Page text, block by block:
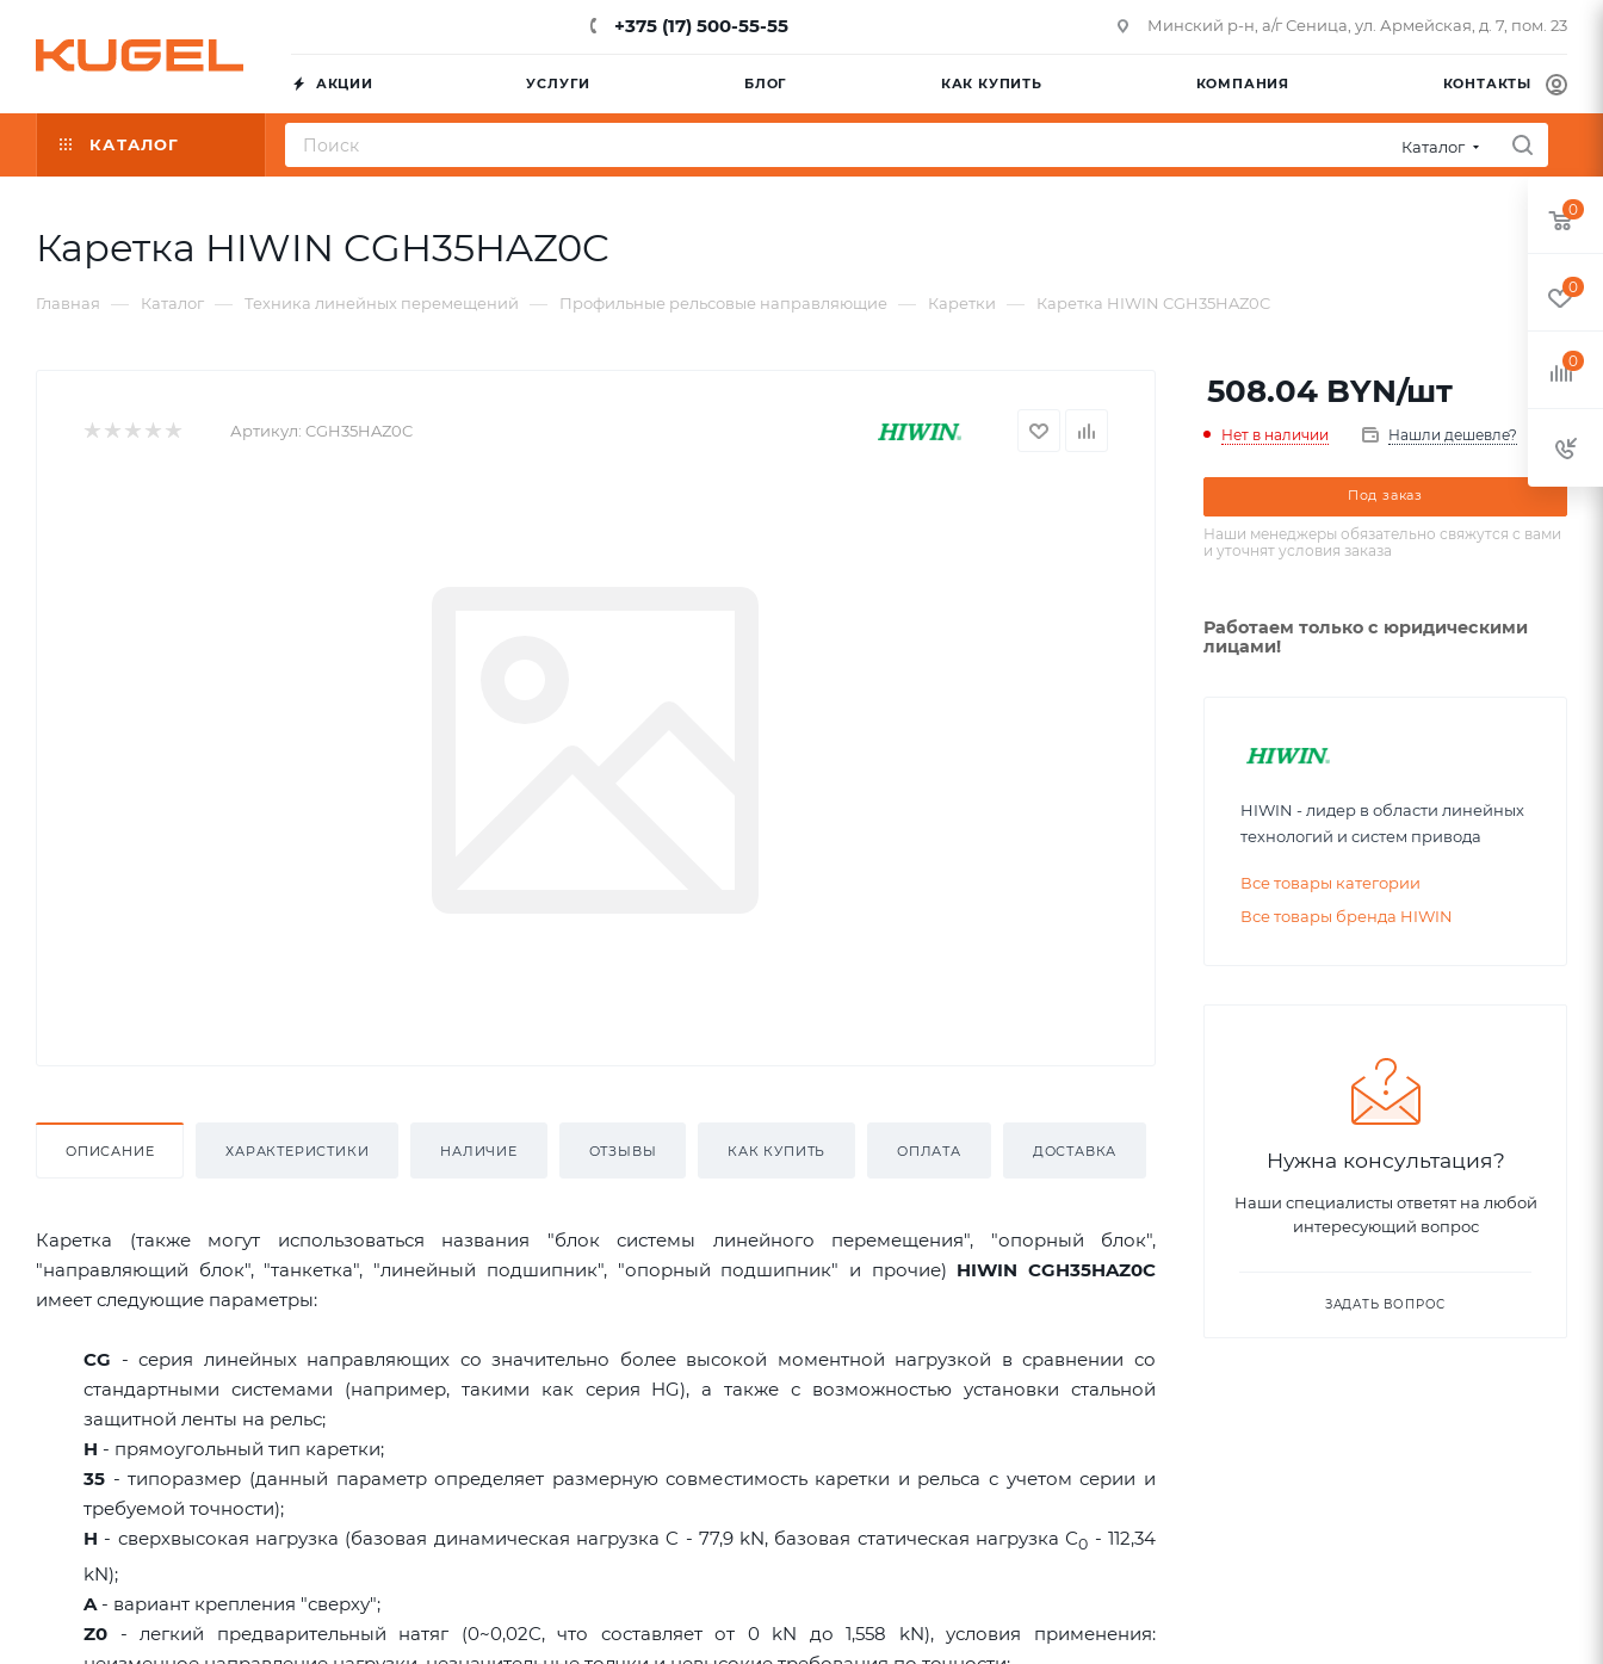
+375 (17) 500-55-55 Минский р-н, а/г Сеница, ул. Армейская, д. 7, пом. 23
АКЦИИ УСЛУГИ БЛОГ КАК КУПИТЬ КОМПАНИЯ КОНТАКТЫ
КАТАЛОГ Каталог
Каретка HIWIN CGH35HAZ0C
Главная — Каталог — Техника линейных перемещений — Профильные рельсовые направляющие — Каретки — Каретка HIWIN CGH35HAZ0C
Артикул: CGH35HAZ0C
ОПИСАНИЕ ХАРАКТЕРИСТИКИ НАЛИЧИЕ ОТЗЫВЫ КАК КУПИТЬ ОПЛАТА ДОСТАВКА
Каретка (также могут использоваться названия "блок системы линейного перемещения", "опорный блок",
"направляющий блок", "танкетка", "линейный подшипник", "опорный подшипник" и прочие) HIWIN CGH35HAZ0C
имеет следующие параметры:
CG - серия линейных направляющих со значительно более высокой моментной нагрузкой в сравнении со
стандартными системами (например, такими как серия HG), а также с возможностью установки стальной
защитной ленты на рельс;
H - прямоугольный тип каретки;
35 - типоразмер (данный параметр определяет размерную совместимость каретки и рельса с учетом серии и
требуемой точности);
H - сверхвысокая нагрузка (базовая динамическая нагрузка C - 77,9 kN, базовая статическая нагрузка С0 - 112,34
kN);
A- вариант крепления "сверху";
Z0 - легкий предварительный натяг (0~0,02C, что составляет от 0 kN до 1,558 kN), условия применения:
508.04 BYN/шт
Нет в наличии Нашли дешевле?
Под заказ
Наши менеджеры обязательно свяжутся с вами
и уточнят условия заказа
Работаем только с юридическими
лицами!
HIWIN - лидер в области линейных
технологий и систем привода
Все товары категории
Все товары бренда HIWIN
Нужна консультация?
Наши специалисты ответят на любой
интересующий вопрос
ЗАДАТЬ ВОПРОС
0
0
0